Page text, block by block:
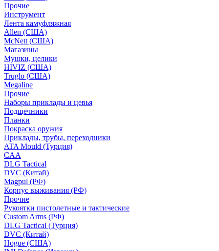
Прочие
Инструмент
Лента камуфляжная
Allen (США)
McNett (США)
Магазины
Мушки, целики
HIVIZ (США)
Truglo (США)
Megaline
Прочие
Наборы приклады и цевья
Подщечники
Планки
Покраска оружия
Приклады, трубы, переходники
ATA Mould (Турция)
CAA
DLG Tactical
DVC (Китай)
Magpul (РФ)
Корпус выживания (РФ)
Прочие
Рукоятки пистолетные и тактические
Custom Arms (РФ)
DLG Tactical (Турция)
DVC (Китай)
Hogue (США)